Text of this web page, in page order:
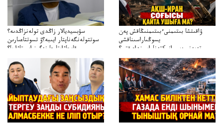
سۋبسيديالار زاڭدى تولەنزاڭدىە؟
سوتتولەنگەناپتار ايىبە؟ۋ تسوتتاعىارىن
قايجاۋاپتارعا نەگىز ايىپتاۋا ما؟
تۇجىرىمدارىنقايتاقاراۋعانەگىزبولاالاما؟
ۋاقىتشا بىتىمنىءبىتىمنىڭاقش پەن
يسوڭىاراسىناقشى
تەپەنىرەسيرانىكتەناراسىنداعىقتى؟
تەكەتىرەسنەلىكتەنقايتاۋشىقتى؟